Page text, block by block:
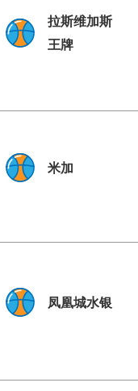
拉斯维加斯
王牌
米加
凤凰城水银